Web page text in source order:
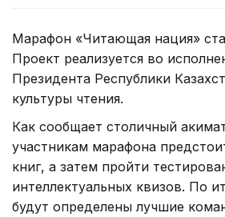
Марафон «Читающая нация»
Проект реализуется во
Президента Республики
культуры чтения.
Как сообщает столичный
участникам марафона
книг, а затем пройти
интеллектуальных квизов. По
будут определены лучшие